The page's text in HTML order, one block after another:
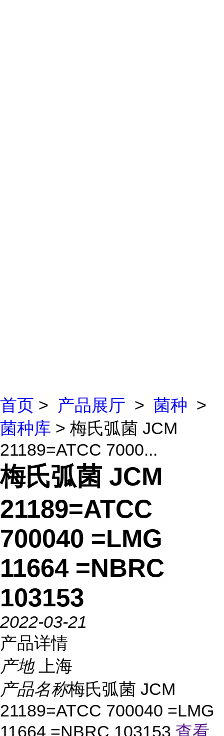
首页 > 产品展厅 > 菌种 >
菌种库 > 梅氏弧菌 JCM
21189=ATCC 7000...
梅氏弧菌 JCM
21189=ATCC
700040 =LMG
11664 =NBRC
103153
2022-03-21
产品详情
产地
上海
产品名称梅氏弧菌 JCM
21189=ATCC 700040 =LMG
11664 =NBRC 103153 查看